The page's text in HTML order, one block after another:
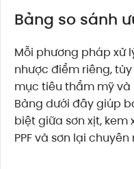
Bảng so sánh
Mỗi phương pháp xử
nhược điểm riêng,
mục tiêu thẩm mỹ
Bảng dưới đây giúp
biệt giữa sơn xịt,
PPF và sơn lại